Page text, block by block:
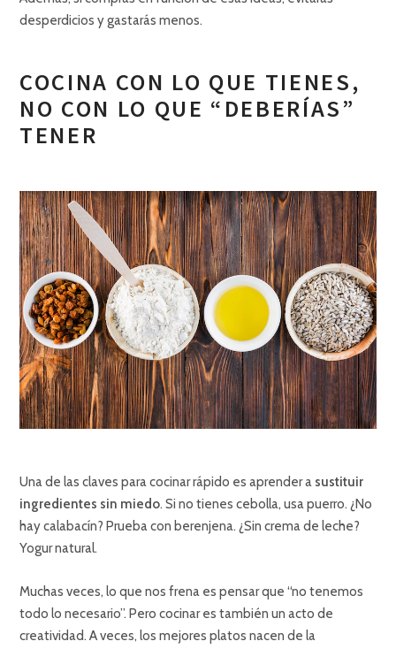
desperdicios y gastarás menos.
COCINA CON LO QUE TIENES,
NO CON LO QUE “DEBERÍAS”
TENER
Una de las claves para cocinar rápido es aprender a sustituir
ingredientes sin miedo. Si no tienes cebolla, usa puerro. ¿No
hay calabacín? Prueba con berenjena. ¿Sin crema de leche?
Yogur natural.
Muchas veces, lo que nos frena es pensar que “no tenemos
todo lo necesario”. Pero cocinar es también un acto de
creatividad. A veces, los mejores platos nacen de la